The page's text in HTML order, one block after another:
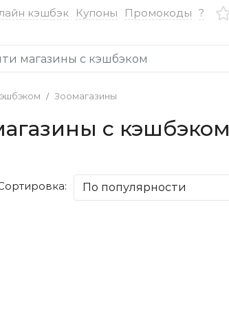
кэшбэк Купоны Промокоды ?
Зоомагазины
с кэшбэком
По популярности